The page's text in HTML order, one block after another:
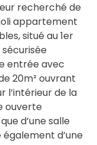
recherché de
appartement
situé au 1er
entrée avec
20m² ouvrant
l’intérieur de la
ouverte
d’une salle
également d’une